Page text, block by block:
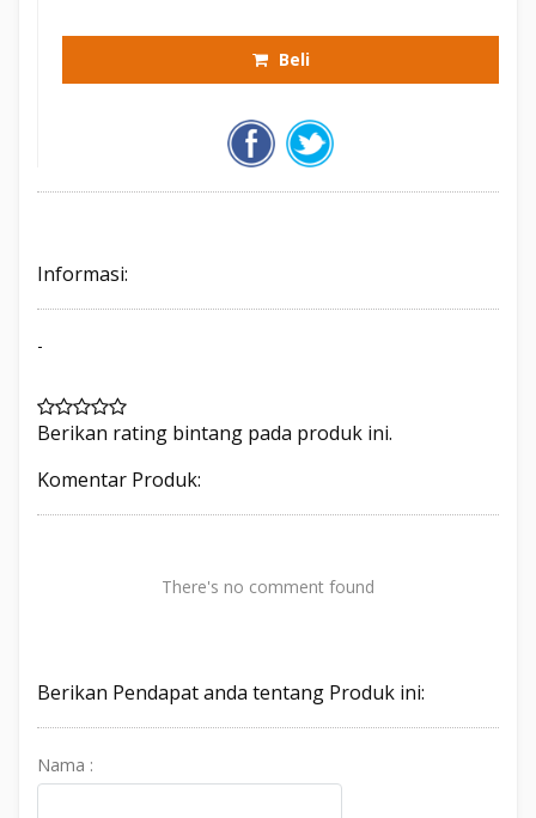
Beli
Informasi:
-
Berikan rating bintang pada produk ini.
Komentar Produk:
There's no comment found
Berikan Pendapat anda tentang Produk ini:
Nama :